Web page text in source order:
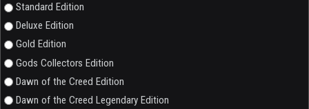
Auswahlmöglichkeiten
Standard Edition
Deluxe Edition
Gold Edition
Gods Collectors Edition
Dawn of the Creed Edition
Dawn of the Creed Legendary Edition